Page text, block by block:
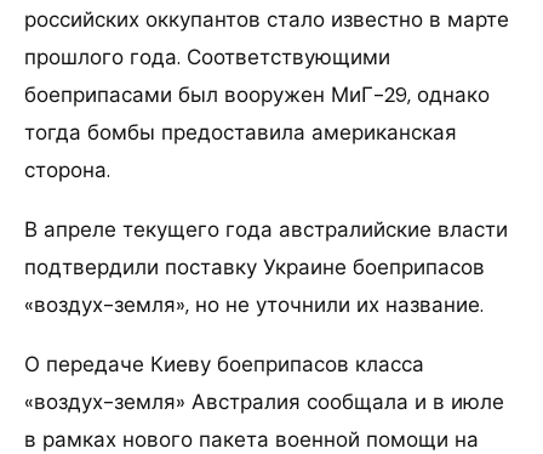
российских оккупантов стало известно в марте
прошлого года. Соответствующими
боеприпасами был вооружен МиГ-29, однако
тогда бомбы предоставила американская
сторона.
В апреле текущего года австралийские власти
подтвердили поставку Украине боеприпасов
«воздух-земля», но не уточнили их название.
О передаче Киеву боеприпасов класса
«воздух-земля» Австралия сообщала и в июле
в рамках нового пакета военной помощи на